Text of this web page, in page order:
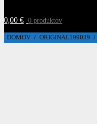
0,00 € 0 produktov
DOMOV / ORIGINAL199039 /